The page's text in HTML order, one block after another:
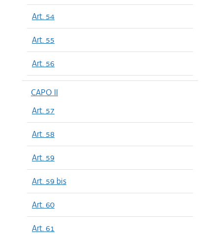
Art. 54
Art. 55
Art. 56
CAPO II
Art. 57
Art. 58
Art. 59
Art. 59 bis
Art. 60
Art. 61